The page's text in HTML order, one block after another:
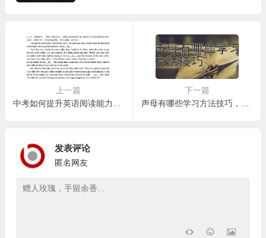
上一篇
下一篇
发表评论
匿名网友